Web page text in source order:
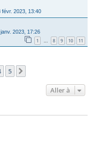
févr. 2023, 13:40
2023, 17:26
1 … 8 9 10 11
5
Aller à